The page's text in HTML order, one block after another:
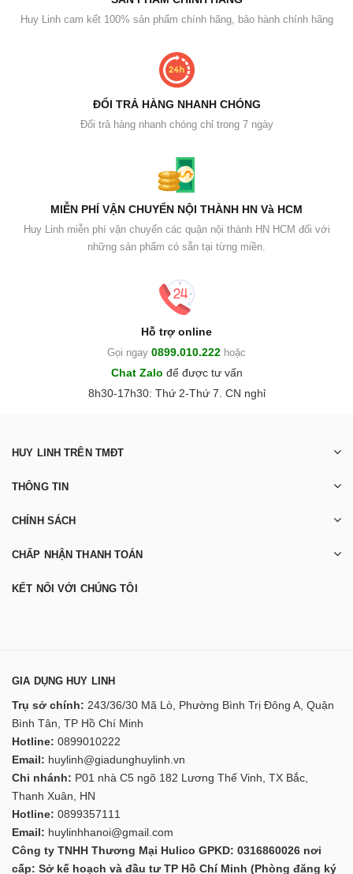
Huy Linh cam kết 100% sản phẩm chính hãng, bảo hành chính hãng
ĐỔI TRẢ HÀNG NHANH CHÓNG
Đổi trả hàng nhanh chóng chỉ trong 7 ngày
MIỄN PHÍ VẬN CHUYỂN NỘI THÀNH HN Và HCM
Huy Linh miễn phí vận chuyển các quận nội thành HN HCM đối với
những sản phẩm có sẵn tại từng miền.
Hỗ trợ online
Gọi ngay 0899.010.222 hoặc
Chat Zalo để được tư vấn
8h30-17h30: Thứ 2-Thứ 7. CN nghỉ
HUY LINH TRÊN TMĐT
THÔNG TIN
CHÍNH SÁCH
CHẤP NHẬN THANH TOÁN
KẾT NỐI VỚI CHÚNG TÔI
GIA DỤNG HUY LINH
Trụ sở chính: 243/36/30 Mã Lò, Phường Bình Trị Đông A, Quận
Bình Tân, TP Hồ Chí Minh
Hotline: 0899010222
Email: huylinh@giadunghuylinh.vn
Chi nhánh: P01 nhà C5 ngõ 182 Lương Thế Vinh, TX Bắc,
Thanh Xuân, HN
Hotline: 0899357111
Email: huylinhhanoi@gmail.com
Công ty TNHH Thương Mại Hulico GPKD: 0316860026 nơi
cấp: Sở kế hoạch và đầu tư TP Hồ Chí Minh (Phòng đăng ký